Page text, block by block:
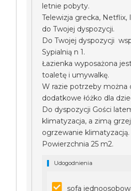
letnie pobyty.
Telewizja grecka, Netflix,
do Twojej dyspozycji.
Do Twojej dyspozycji
Sypialnią n 1.
Łazienka wyposażona
toaletę i umywalkę.
W razie potrzeby można
dodatkowe łóżko dla
Do dyspozycji Gości
klimatyzacja, a zimą
ogrzewanie klimatyzacją.
Powierzchnia 25 m2.
Udogodnienia
sofa